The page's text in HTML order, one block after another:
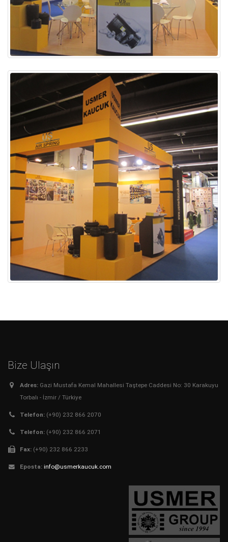
Bize Ulaşın
Adres: Gazi Mustafa Kemal Mahallesi Taştepe Caddesi No: 30 Karakuyu
Torbalı - İzmir / Türkiye
Telefon: (+90) 232 866 2070
Telefon: (+90) 232 866 2071
Fax: (+90) 232 866 2233
Eposta: info@usmerkaucuk.com